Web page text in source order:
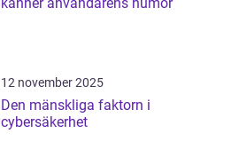
12 november 2025
Den mänskliga faktorn i
cybersäkerhet